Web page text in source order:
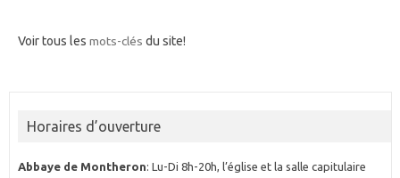
Voir tous les mots-clés du site!
Horaires d’ouverture
Abbaye de Montheron: Lu-Di 8h-20h, l’église et la salle capitulaire